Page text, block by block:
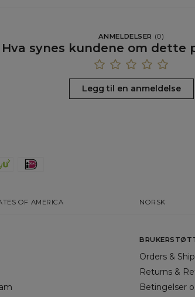
ANMELDELSER (0)
Hva synes kundene om dette
Legg til en anmeldelse
OF AMERICA NORSK
Orders &
Returns &
Betingelser